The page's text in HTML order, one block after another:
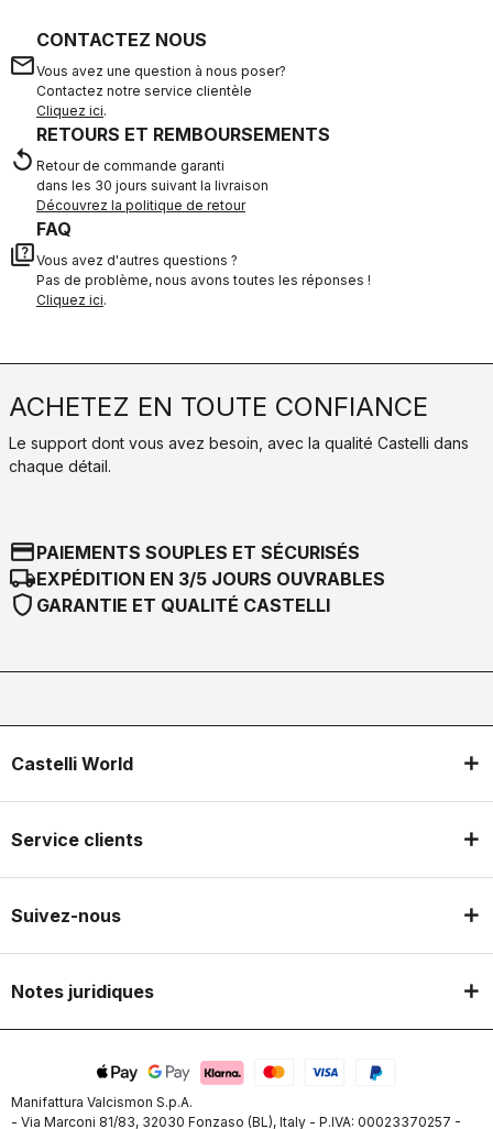
email
CONTACTEZ NOUS
Vous avez une question à nous poser?
Contactez notre service clientèle
Cliquez ici.
replay
RETOURS ET REMBOURSEMENTS
Retour de commande garanti
dans les 30 jours suivant la livraison
Découvrez la politique de retour
quiz
FAQ
Vous avez d'autres questions ?
Pas de problème, nous avons toutes les réponses !
Cliquez ici.
ACHETEZ EN TOUTE CONFIANCE
Le support dont vous avez besoin, avec la qualité Castelli dans
chaque détail.
credit_cardPAIEMENTS SOUPLES ET SÉCURISÉS
local_shippingEXPÉDITION EN 3/5 JOURS OUVRABLES
shield GARANTIE ET QUALITÉ CASTELLI
Castelli World
Service clients
Suivez-nous
Notes juridiques
Manifattura Valcismon S.p.A.
- Via Marconi 81/83, 32030 Fonzaso (BL), Italy - P.IVA: 00023370257 -